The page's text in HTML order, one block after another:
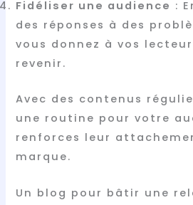
Fidéliser une audience :
des réponses à des
vous donnez à vos
revenir.
Avec des contenus
une routine pour votre
renforces leur
marque.
Un blog pour bâtir une